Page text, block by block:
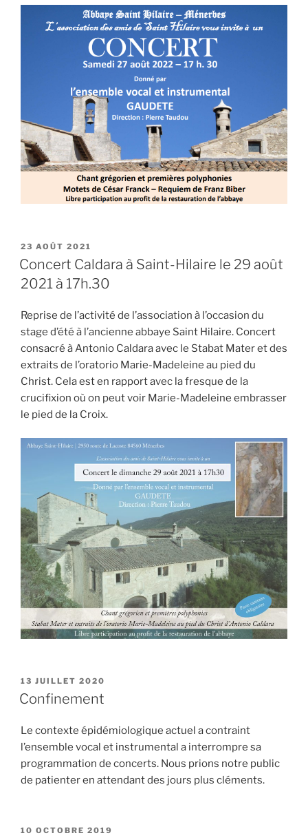
PUBLIÉ
LE
23 AOÛT 2021
Concert Caldara à Saint-Hilaire le 29 août
2021 à 17h.30
Reprise de l’activité de l’association à l’occasion du
stage d’été à l’ancienne abbaye Saint Hilaire. Concert
consacré à Antonio Caldara avec le Stabat Mater et des
extraits de l’oratorio Marie-Madeleine au pied du
Christ. Cela est en rapport avec la fresque de la
crucifixion où on peut voir Marie-Madeleine embrasser
le pied de la Croix.
PUBLIÉ
LE
13 JUILLET 2020
Confinement
Le contexte épidémiologique actuel a contraint
l’ensemble vocal et instrumental a interrompre sa
programmation de concerts. Nous prions notre public
de patienter en attendant des jours plus cléments.
PUBLIÉ
10 OCTOBRE 2019